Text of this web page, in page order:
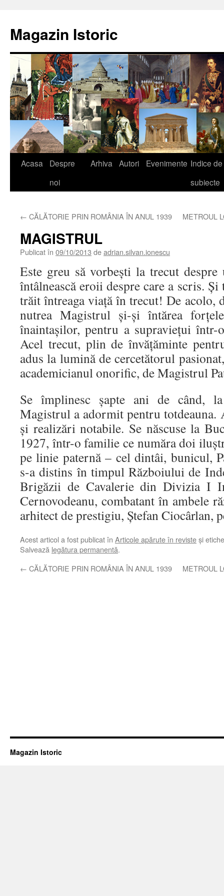
conținut
Magazin Istoric
Acasa
Despre
noi
Arhiva Autori Evenimente Indice de
subiecte
← CĂLĂTORIE PRIN ROMÂNIA ÎN ANUL 1939 METROUL
MAGISTRUL
Publicat în 09/10/2013 deadrian.silvan.ionescu
Este greu să vorbeşti la trecut
întâlnească eroii despre care a scris.
trăit întreaga viaţă în trecut! De acolo,
nutrea Magistrul şi-şi întărea
înaintaşilor, pentru a supravieţui
Acel trecut, plin de învăţăminte
adus la lumină de cercetătorul
academicianul onorific, de Magistrul
Se împlinesc şapte ani de când,
Magistrul a adormit pentru totdeauna.
şi realizări notabile. Se născuse la
1927, într-o familie ce număra doi
pe linie paternă – cel dintâi, bunicul,
s-a distins în timpul Războiului de
Brigăzii de Cavalerie din Divizia I
Cernovodeanu, combatant în ambele
arhitect de prestigiu, Ştefan Ciocârlan,
Acest articol a fost publicat în Articole apărute în revisteși
Salvează legătura permanentă.
← CĂLĂTORIE PRIN ROMÂNIA ÎN ANUL 1939 METROUL
Magazin Istoric